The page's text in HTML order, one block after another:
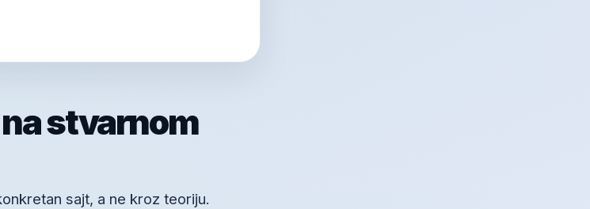
stvarnom
sajt, a ne kroz teoriju.